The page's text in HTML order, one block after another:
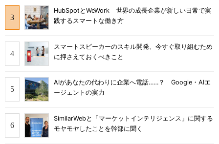
HubSpotとWeWork 世界の成長企業が新しい日常で実
践するスマートな働き方
スマートスピーカーのスキル開発、今すぐ取り組むため
に押さえておくべきこと
AIがあなたの代わりに企業へ電話……？ Google・AIエ
ージェントの実力
SimilarWebと「マーケットインテリジェンス」に関する
モヤモヤしたことを幹部に聞く